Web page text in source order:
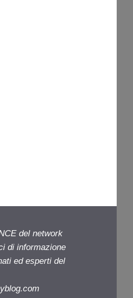
del network
di informazione
ed esperti del